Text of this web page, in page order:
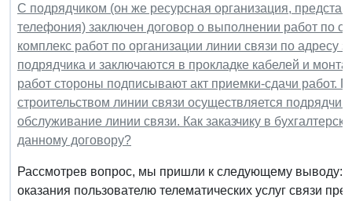
С подрядчиком (он же ресурсная организация,
телефония) заключен договор о выполнении работ по
комплекс работ по организации линии связи по адресу
подрядчика и заключаются в прокладке кабелей и
работ стороны подписывают акт приемки-сдачи работ.
строительством линии связи осуществляется
обслуживание линии связи. Как заказчику в
данному договору?
Рассмотрев вопрос, мы пришли к следующему выводу:
оказания пользователю телематических услуг связи